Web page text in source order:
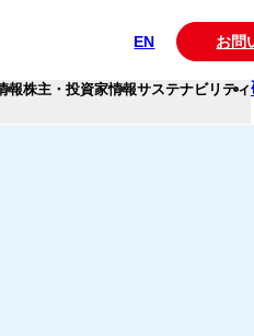
EN お問
報株主・投資家情報サステナビリティ